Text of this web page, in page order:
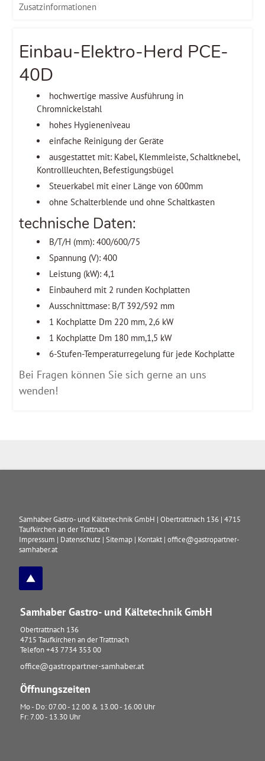
Zusatzinformationen
Einbau-Elektro-Herd PCE-
40D
hochwertige massive Ausführung in
Chromnickelstahl
hohes Hygieneniveau
einfache Reinigung der Geräte
ausgestattet mit: Kabel, Klemmleiste, Schaltknebel,
Kontrollleuchten, Befestigungsbügel
Steuerkabel mit einer Länge von 600mm
ohne Schalterblende und ohne Schaltkasten
technische Daten:
B/T/H (mm): 400/600/75
Spannung (V): 400
Leistung (kW): 4,1
Einbauherd mit 2 runden Kochplatten
Ausschnittmase: B/T 392/592 mm
1 Kochplatte Dm 220 mm, 2,6 kW
1 Kochplatte Dm 180 mm,1,5 kW
6-Stufen-Temperaturregelung für jede Kochplatte
Bei Fragen können Sie sich gerne an uns
wenden!
Samhaber Gastro- und Kältetechnik GmbH |Obertrattnach 136 |4715
Taufkirchen an der Trattnach
Impressum | Datenschutz |Sitemap | Kontakt |office@gastropartner-
samhaber.at
Samhaber Gastro- und Kältetechnik GmbH
Obertrattnach 136
4715 Taufkirchen an der Trattnach
Telefon +43 7734 353 00
office@gastropartner-samhaber.at
Öffnungszeiten
Mo - Do: 07.00 - 12.00 & 13.00 - 16.00 Uhr
Fr: 7.00 - 13.30 Uhr